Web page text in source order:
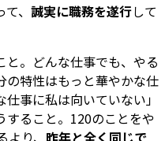
、 誠実に職務を遂行して
と。どんな仕事でも、やる
の特性はもっと華やかな仕
事に私は向いていない」
すること。120のことをや
り、 昨年と全く同じで